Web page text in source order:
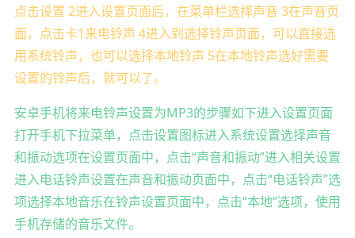
点击设置 2进入设置页面后，在菜单栏选择声音 3在声音页
面，点击卡1来电铃声 4进入到选择铃声页面，可以直接选
用系统铃声，也可以选择本地铃声 5在本地铃声选好需要
设置的铃声后，就可以了。
安卓手机将来电铃声设置为MP3的步骤如下进入设置页面
打开手机下拉菜单，点击设置图标进入系统设置选择声音
和振动选项在设置页面中，点击“声音和振动”进入相关设置
进入电话铃声设置在声音和振动页面中，点击“电话铃声”选
项选择本地音乐在铃声设置页面中，点击“本地”选项，使用
手机存储的音乐文件。